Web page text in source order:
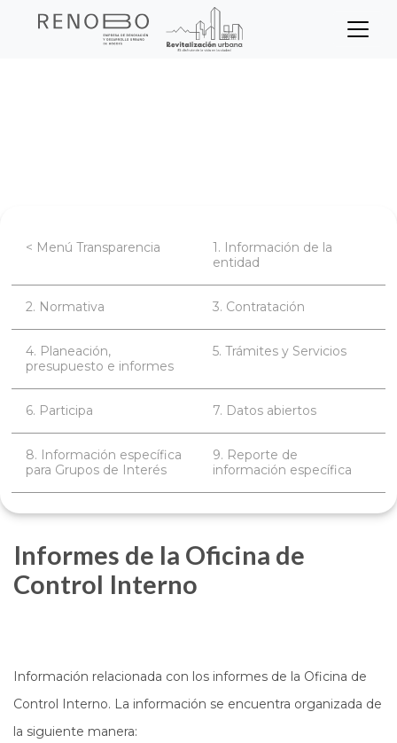
Sitio Web Empresa de
Transparencia
< Menú Transparencia
1. Información de la
entidad
2. Normativa 3. Contratación
4. Planeación,
presupuesto e informes
5. Trámites y Servicios
6. Participa 7. Datos abiertos
8. Información específica
para Grupos de Interés
9. Reporte de
información específica
Informes de la Oficina de
Control Interno
Información relacionada con los informes de la Oficina de
Control Interno. La información se encuentra organizada de
la siguiente manera: